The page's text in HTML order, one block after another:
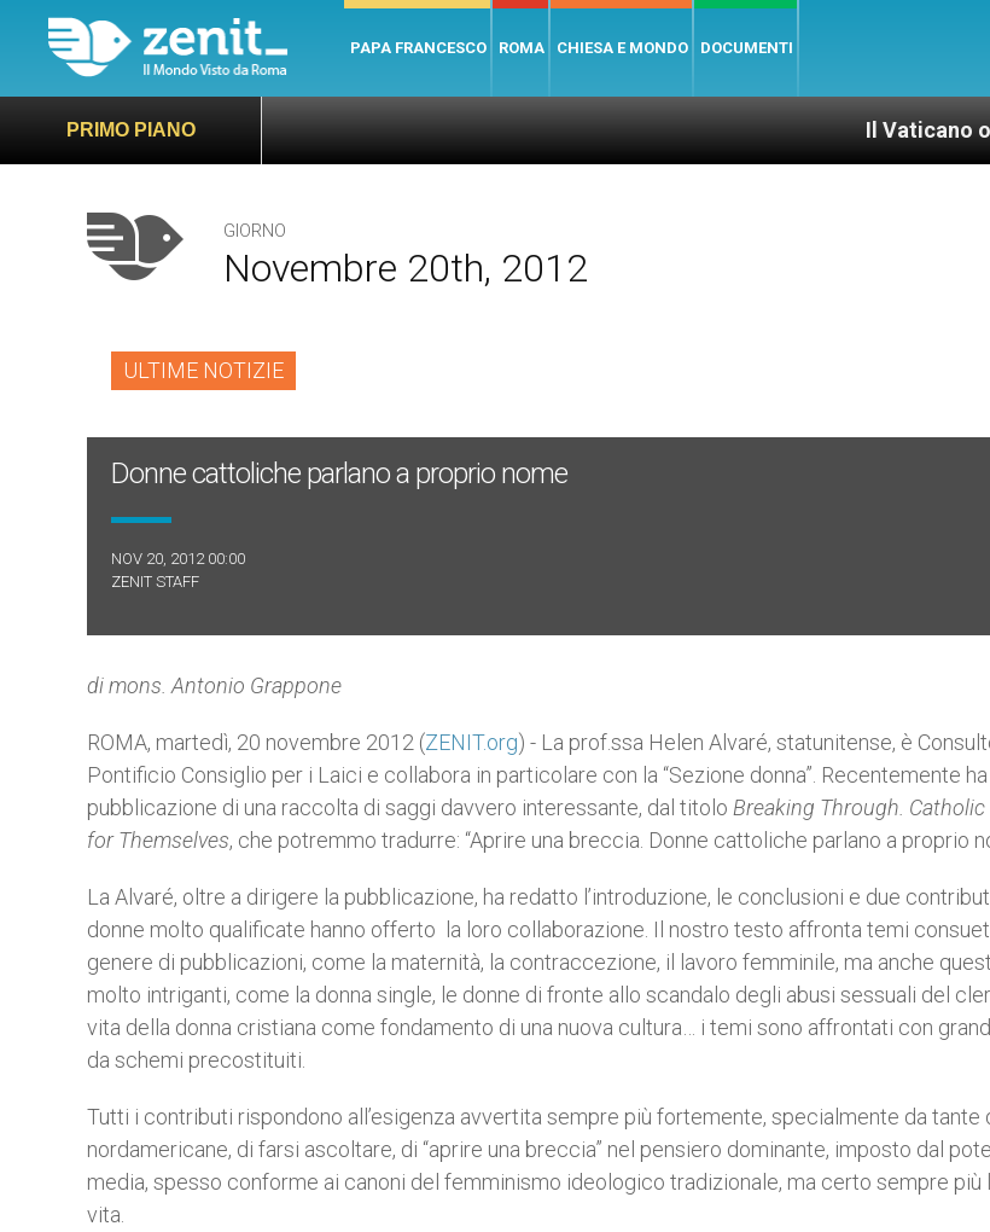
PAPA FRANCESCO ROMA CHIESA E MONDO DOCUMENTI
PRIMO PIANO Il Vaticano offre 20
GIORNO
Novembre 20th, 2012
ULTIME NOTIZIE
Donne cattoliche parlano a proprio nome
NOV 20, 2012 00:00
ZENIT STAFF
di mons. Antonio Grappone
ROMA, martedì, 20 novembre 2012 (ZENIT.org) - La prof.ssa Helen Alvaré, statunitense, è
Pontificio Consiglio per i Laici e collabora in particolare con la “Sezione donna”. Recentemente
pubblicazione di una raccolta di saggi davvero interessante, dal titolo Breaking Through.
for Themselves, che potremmo tradurre: “Aprire una breccia. Donne cattoliche parlano a proprio
La Alvaré, oltre a dirigere la pubblicazione, ha redatto l’introduzione, le conclusioni e due
donne molto qualificate hanno offerto la loro collaborazione. Il nostro testo affronta temi
genere di pubblicazioni, come la maternità, la contraccezione, il lavoro femminile, ma anche
molto intriganti, come la donna single, le donne di fronte allo scandalo degli abusi sessuali del
vita della donna cristiana come fondamento di una nuova cultura… i temi sono affrontati con
da schemi precostituiti.
Tutti i contributi rispondono all’esigenza avvertita sempre più fortemente, specialmente da tante
nordamericane, di farsi ascoltare, di “aprire una breccia” nel pensiero dominante, imposto dal
media, spesso conforme ai canoni del femminismo ideologico tradizionale, ma certo sempre più
vita.